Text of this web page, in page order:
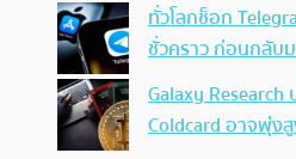
ทั่วโลกช็อก
ชั่วคราว ก่อนกลับ
Galaxy Research
Coldcard อาจพุ่ง